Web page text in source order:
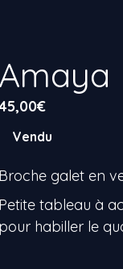
Amaya
€
Vendu
Broche galet en
Petite tableau à
pour habiller le